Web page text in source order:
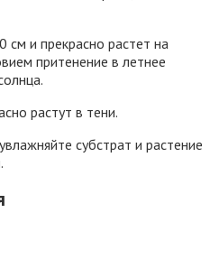
и прекрасно растет на
притенение в летнее
растут в тени.
субстрат и растение